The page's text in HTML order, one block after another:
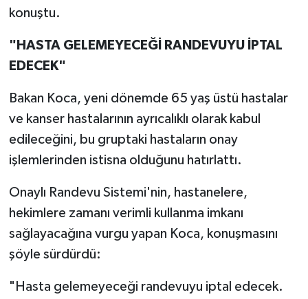
konuştu.
"HASTA GELEMEYECEĞİ RANDEVUYU İPTAL
EDECEK"
Bakan Koca, yeni dönemde 65 yaş üstü hastalar
ve kanser hastalarının ayrıcalıklı olarak kabul
edileceğini, bu gruptaki hastaların onay
işlemlerinden istisna olduğunu hatırlattı.
Onaylı Randevu Sistemi'nin, hastanelere,
hekimlere zamanı verimli kullanma imkanı
sağlayacağına vurgu yapan Koca, konuşmasını
şöyle sürdürdü:
"Hasta gelemeyeceği randevuyu iptal edecek.